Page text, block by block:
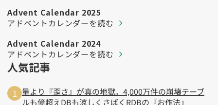
Advent Calendar 2025
アドベントカレンダーを読む
Advent Calendar 2024
アドベントカレンダーを読む
人気記事
量より『歪さ』が真の地獄。4,000万件の崩壊テーブ
ルも億超えDBも涼しくさばくRDBの『お作法』